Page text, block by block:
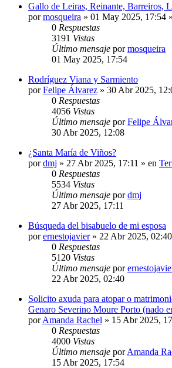
Gallo de Leiras, Reinante, Barreiros,
pormosqueira » 01 May 2025, 17:54
0 Respuestas
3191 Vistas
Último mensaje pormosqueira
01 May 2025, 17:54
Rodríguez Viana y Sarmiento
porFelipe Álvarez » 30 Abr 2025,
0 Respuestas
4056 Vistas
Último mensaje porFelipe
30 Abr 2025, 12:08
¿Santa María de Viños?
pordmj » 27 Abr 2025, 17:11 » en
0 Respuestas
5534 Vistas
Último mensaje pordmj
27 Abr 2025, 17:11
Búsqueda del bisabuelo de mi esposa
porernestojavier» 22 Abr 2025, 02:40
0 Respuestas
5120 Vistas
Último mensaje por
22 Abr 2025, 02:40
Solicito axuda para atopar o
Genaro Severino Moure Porto (nado
porAmanda Rachel » 15 Abr 2025,
0 Respuestas
4000 Vistas
Último mensaje porAmanda
15 Abr 2025, 17:54